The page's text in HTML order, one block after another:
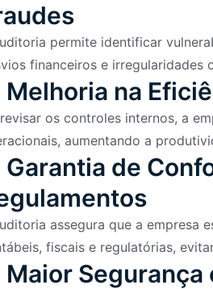
permite identificar
financeiros e irregularidades
Melhoria na
os controles internos, a
aumentando a
Garantia de
assegura que a empresa
fiscais e regulatórias,
Maior Segurança